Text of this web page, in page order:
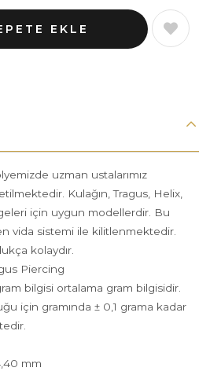
uzman ustalarımız
Kulağın, Tragus, Helix,
için uygun modellerdir. Bu
vida sistemi ile kilitlenmektedir.
kolaydır.
Piercing
bilgisi ortalama gram bilgisidir.
için gramında ± 0,1 grama kadar
mm